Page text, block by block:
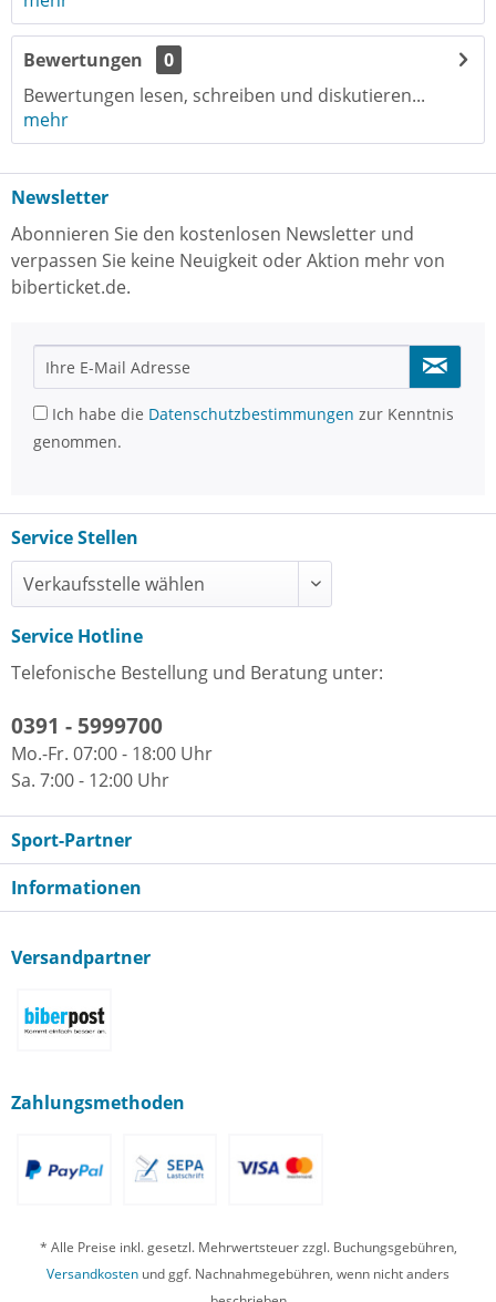
Bewertungen
0
Bewertungen lesen, schreiben und diskutieren...
mehr
Newsletter
Abonnieren Sie den kostenlosen Newsletter und
verpassen Sie keine Neuigkeit oder Aktion mehr von
biberticket.de.
Ich habe die Datenschutzbestimmungen zur Kenntnis
genommen.
Service Stellen
Service Hotline
Telefonische Bestellung und Beratung unter:
0391 - 5999700
Mo.-Fr. 07:00 - 18:00 Uhr
Sa. 7:00 - 12:00 Uhr
Sport-Partner
Informationen
Versandpartner
Zahlungsmethoden
* Alle Preise inkl. gesetzl. Mehrwertsteuer zzgl. Buchungsgebühren,
Versandkosten und ggf. Nachnahmegebühren, wenn nicht anders